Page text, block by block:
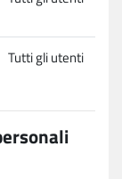
Tutti gli utenti